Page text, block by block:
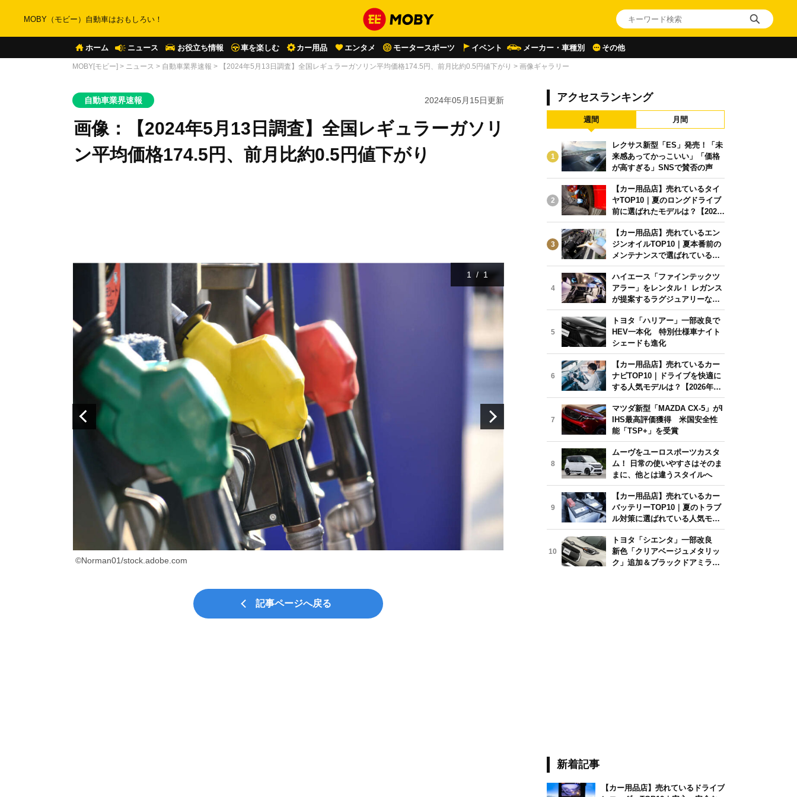
MOBY（モビー）自動車はおもしろい！
ホーム ニュース お役立ち情報 車を楽しむ カー用品 エンタメ モータースポーツ イベント メーカー・車種別 その他
MOBY[モビー] > ニュース > 自動車業界速報 > 【2024年5月13日調査】全国レギュラーガソリン平均価格174.5円、前月比約0.5円値下がり > 画像ギャラリー
自動車業界速報 2024年05月15日更新
画像：【2024年5月13日調査】全国レギュラーガソリ
ン平均価格174.5円、前月比約0.5円値下がり
©Norman01/stock.adobe.com ©Norman01/stock.adobe.com
1 / 1
記事ページへ戻る
アクセスランキング
週間 月間
1
レクサス新型「ES」発売！「未
来感あってかっこいい」「価格
が高すぎる」SNSで賛否の声
2
【カー用品店】売れているタイ
ヤTOP10｜夏のロングドライブ
前に選ばれたモデルは？【2026
年6月版】
3
【カー用品店】売れているエン
ジンオイルTOP10｜夏本番前の
メンテナンスで選ばれている人
気モデルは？【2026年6月版】
4
ハイエース「ファインテックツ
アラー」をレンタル！ レガンス
が提案するラグジュアリーな移
動体験
5
トヨタ「ハリアー」一部改良で
HEV一本化 特別仕様車ナイト
シェードも進化
6
【カー用品店】売れているカー
ナビTOP10｜ドライブを快適に
する人気モデルは？【2026年6
月版】
7
マツダ新型「MAZDA CX-5」がI
IHS最高評価獲得 米国安全性
能「TSP+」を受賞
8
ムーヴをユーロスポーツカスタ
ム！ 日常の使いやすさはそのま
まに、他とは違うスタイルへ
9
【カー用品店】売れているカー
バッテリーTOP10｜夏のトラブ
ル対策に選ばれている人気モデ
ルは？【2026年6月版】
10
トヨタ「シエンタ」一部改良
新色「クリアベージュメタリッ
ク」追加＆ブラックドアミラー
新着記事
【カー用品店】売れているドライブ